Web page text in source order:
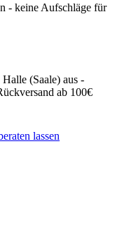
- keine Aufschläge für
Halle (Saale) aus -
ab 100€
lassen